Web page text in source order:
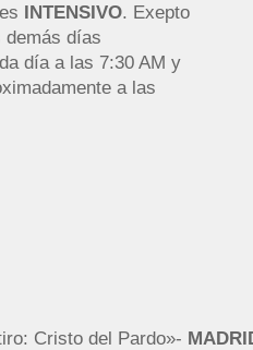
INTENSIVO. Exepto
demás días
día a las 7:30 AM y
a las
Cristo del Pardo»-